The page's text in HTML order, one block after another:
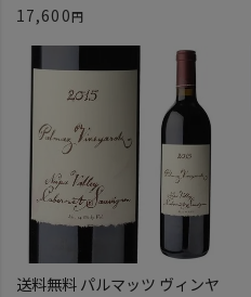
17,600
送料無料 パルマッツ ヴィンヤ